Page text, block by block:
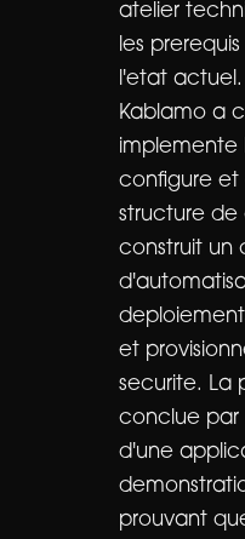
atelier
les
l'etat
Kablamo a
implemente
configure et
structure de
construit un
et
securite. La
conclue par
d'une
prouvant